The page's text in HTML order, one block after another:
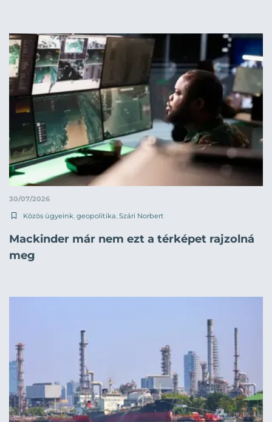
30/07/2026
Közös ügyeink, geopolitika, Szári Norbert
Mackinder már nem ezt a térképet rajzolná
meg